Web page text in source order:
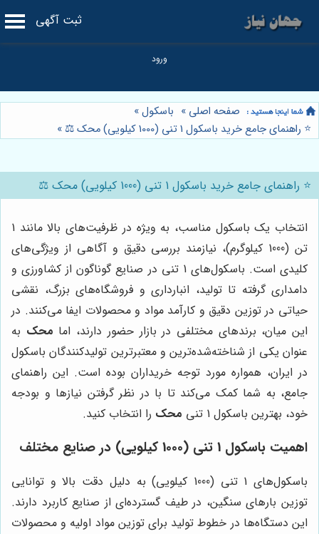
ثبت آگهی
صفحه اصلی » باسکول»
⭐️ راهنمای جامع خرید باسکول 1 تنی (1000 کیلویی) محک ⚖️
»
⭐️ راهنمای جامع خرید باسکول 1 تنی (1000 کیلویی) محک ⚖️
انتخاب یک باسکول مناسب، به ویژه در ظرفیت‌های بالا مانند 1
تن (1000 کیلوگرم)، نیازمند بررسی دقیق و آگاهی از ویژگی‌های
کلیدی است. باسکول‌های 1 تنی در صنایع گوناگون از کشاورزی و
دامداری گرفته تا تولید، انبارداری و فروشگاه‌های بزرگ، نقشی
حیاتی در توزین دقیق و کارآمد مواد و محصولات ایفا می‌کنند. در
این میان، برندهای مختلفی در بازار حضور دارند، اما محک به
عنوان یکی از شناخته‌شده‌ترین و معتبرترین تولیدکنندگان باسکول
در ایران، همواره مورد توجه خریداران بوده است. این راهنمای
جامع، به شما کمک می‌کند تا با در نظر گرفتن نیازها و بودجه
خود، بهترین باسکول 1 تنی
محک را انتخاب کنید.
اهمیت باسکول 1 تنی (1000 کیلویی) در صنایع مختلف
باسکول‌های 1 تنی (1000 کیلویی) به دلیل دقت بالا و توانایی
توزین بارهای سنگین، در طیف گسترده‌ای از صنایع کاربرد دارند.
این دستگاه‌ها در خطوط تولید برای توزین مواد اولیه و محصولات